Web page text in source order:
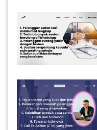
PEMBORONG(2)
DIGITAL(29)
MAKANAN(25)